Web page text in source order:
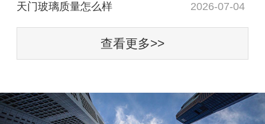
天门玻璃质量怎么样 2026-07-04
查看更多>>